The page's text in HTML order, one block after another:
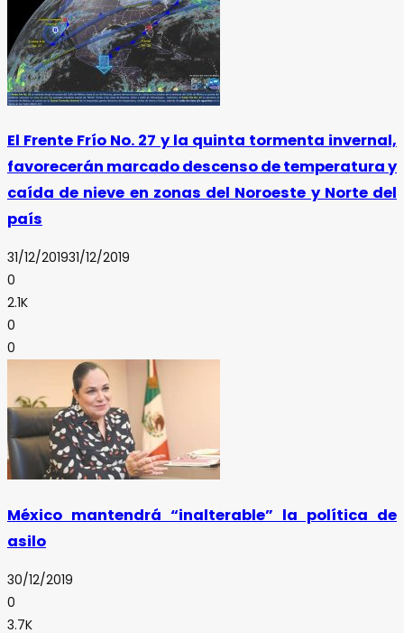
El Frente Frío No. 27 y la quinta tormenta invernal,
favorecerán marcado descenso de temperatura y
caída de nieve en zonas del Noroeste y Norte del
país
31/12/201931/12/2019
0
2.1K
0
0
México mantendrá “inalterable” la política de
asilo
30/12/2019
0
3.7K